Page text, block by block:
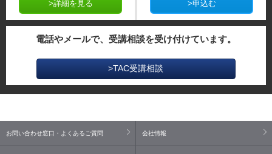
>詳細を見る >申込む
電話やメールで、受講相談を受け付けています。
>TAC受講相談
お問い合わせ窓口・よくあるご質問 会社情報